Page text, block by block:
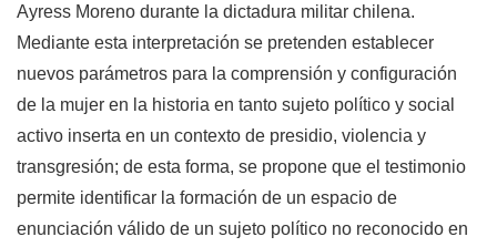
Ayress Moreno durante la dictadura militar chilena.
Mediante esta interpretación se pretenden establecer
nuevos parámetros para la comprensión y configuración
de la mujer en la historia en tanto sujeto político y social
activo inserta en un contexto de presidio, violencia y
transgresión; de esta forma, se propone que el testimonio
permite identificar la formación de un espacio de
enunciación válido de un sujeto político no reconocido en